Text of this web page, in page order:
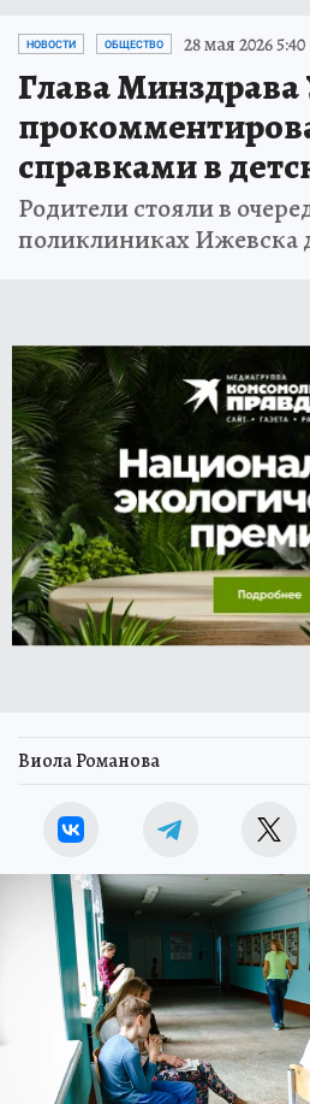
НОВОСТИ ОБЩЕСТВО 28 мая 2026 5:40
Глава
справками в
Родители стояли в
поликлиниках Ижевска
Виола Романова